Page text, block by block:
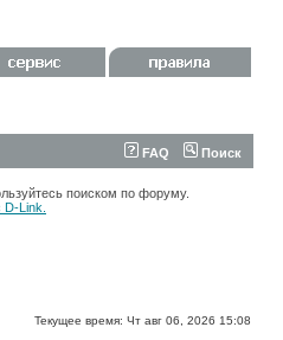
FAQ Поиск
поиском по форуму.
Link.
Текущее время: Чт авг 06, 2026 15:08